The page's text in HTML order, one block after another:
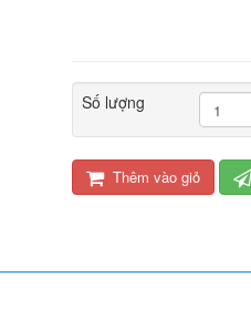
Số lượng
Thêm vào giỏ